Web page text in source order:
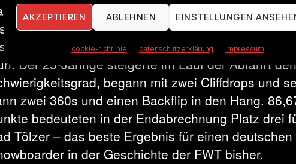
AKZEPTIEREN ABLEHNEN EINSTELLUNGEN
cookie-richtlinie datenschutzerklärung impressum
über den FWT Qualifier und den FWT
für die Tour qualifiziert hatte, zeigte bei
Auftritt am Bec einen selbstbewussten und
Der 25-Jährige steigerte im Lauf der Abfahrt den
begann mit zwei Cliffdrops und
zwei 360s und einen Backflip in den Hang.
bedeuteten in der Endabrechnung Platz drei
Tölzer – das beste Ergebnis für einen deutschen
in der Geschichte der FWT bisher.